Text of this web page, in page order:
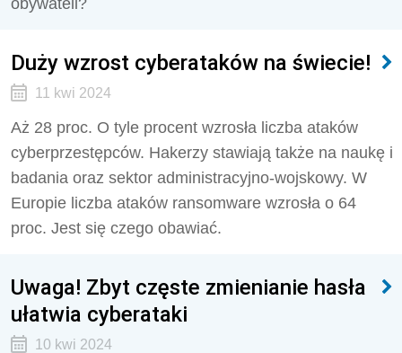
obywateli?
Duży wzrost cyberataków na świecie!
11 kwi 2024
Aż 28 proc. O tyle procent wzrosła liczba ataków
cyberprzestępców. Hakerzy stawiają także na naukę i
badania oraz sektor administracyjno-wojskowy. W
Europie liczba ataków ransomware wzrosła o 64
proc. Jest się czego obawiać.
Uwaga! Zbyt częste zmienianie hasła
ułatwia cyberataki
10 kwi 2024